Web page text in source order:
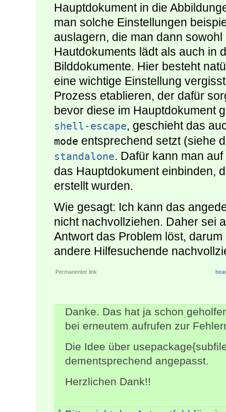
Hauptdokument in die
man solche Einstellungen
auslagern, die man dann
Hautdokuments lädt als auch in
Bilddokumente. Hier besteht
eine wichtige Einstellung
Prozess etablieren, der dafür
bevor diese im Hauptdokument
shell-escape, geschieht das
mode entsprechend setzt (siehe
standalone. Dafür kann man
das Hauptdokument einbinden,
erstellt wurden.
Wie gesagt: Ich kann das
nicht nachvollziehen. Daher sei
Antwort das Problem löst,
andere Hilfesuchende
Permanenter link
Danke. Das hat ja schon
bei erneutem aufrufen zur
Die Idee über
dementsprechend angepasst.
Herzlichen Dank!!